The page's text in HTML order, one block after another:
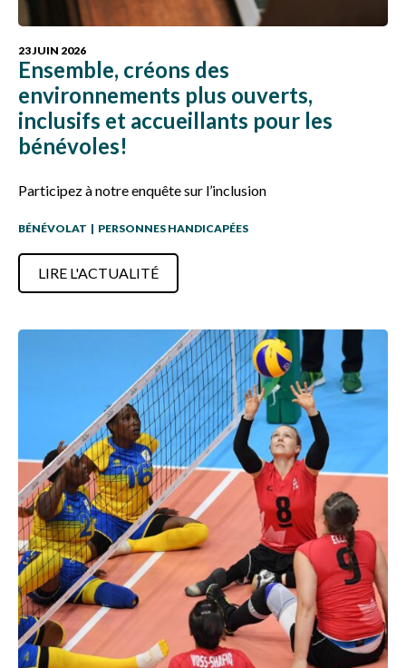
23 JUIN 2026
Ensemble, créons des
environnements plus ouverts,
inclusifs et accueillants pour les
bénévoles!
Participez à notre enquête sur l’inclusion
BÉNÉVOLAT | PERSONNES HANDICAPÉES
LIRE L'ACTUALITÉ